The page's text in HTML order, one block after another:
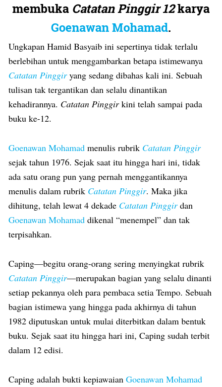
membuka Catatan Pinggir 12karya
Goenawan Mohamad.
Ungkapan Hamid Basyaib ini sepertinya tidak terlalu
berlebihan untuk menggambarkan betapa istimewanya
Catatan Pinggiryang sedang dibahas kali ini. Sebuah
tulisan tak tergantikan dan selalu dinantikan
kehadirannya. Catatan Pinggirkini telah sampai pada
buku ke-12.
Goenawan Mohamad menulis rubrik Catatan Pinggir
sejak tahun 1976. Sejak saat itu hingga hari ini, tidak
ada satu orang pun yang pernah menggantikannya
menulis dalam rubrik Catatan Pinggir. Maka jika
dihitung, telah lewat 4 dekade Catatan Pinggirdan
Goenawan Mohamad dikenal “menempel” dan tak
terpisahkan.
Caping—begitu orang-orang sering menyingkat rubrik
Catatan Pinggir—merupakan bagian yang selalu dinanti
setiap pekannya oleh para pembaca setia Tempo. Sebuah
bagian istimewa yang hingga pada akhirnya di tahun
1982 diputuskan untuk mulai diterbitkan dalam bentuk
buku. Sejak saat itu hingga hari ini, Caping sudah terbit
dalam 12 edisi.
Caping adalah bukti kepiawaian Goenawan Mohamad